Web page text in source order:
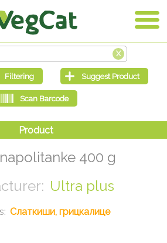
400 g
Ultra plus
Слаткиши, грицкалице